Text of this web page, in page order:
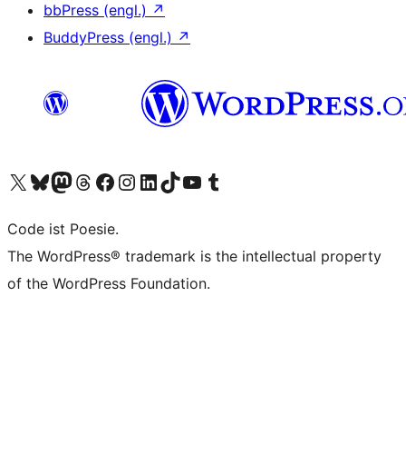
bbPress (engl.) ↗
BuddyPress (engl.) ↗
Unser X-Konto (früher Twitter) besuchen
Unser Bluesky-Konto besuchen
Unser Mastodon-Konto besuchen
Unser Threads-Konto besuchen
Unsere Facebook-Seite besuchen
Unser Instagram-Konto besuchen
Unser LinkedIn-Konto besuchen
Unser TikTok-Konto besuchen
Unseren YouTube-Kanal besuchen
Unser Tumblr-Konto besuchen
Code ist Poesie.
The WordPress® trademark is the intellectual property
of the WordPress Foundation.